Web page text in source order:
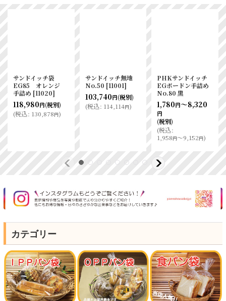
サンドイッチ袋
EG85 オレンジ
手詰め [11020]
118,980円(税別)
(税込: 130,878円)
サンドイッチ無地
No.50 [11001]
103,740円(税別)
(税込: 114,114円)
PHKサンドイッチ
EGボードン手詰め
No.80 黒
1,780円～8,320
円
(税別)
(税込:
1,958円～9,152円)
カテゴリー